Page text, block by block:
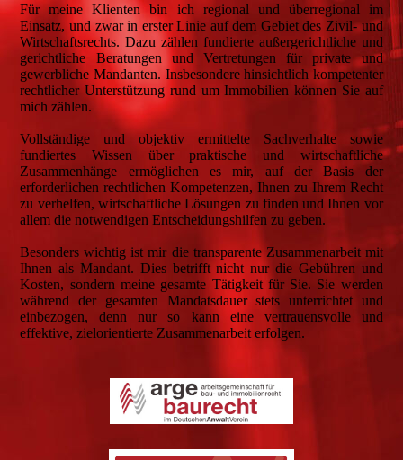
Für meine Klienten bin ich regional und überregional im
Einsatz, und zwar in erster Linie auf dem Gebiet des Zivil- und
Wirtschaftsrechts. Dazu zählen fundierte außergerichtliche und
gerichtliche Beratungen und Vertretungen für private und
gewerbliche Mandanten. Insbesondere hinsichtlich kompetenter
rechtlicher Unterstützung rund um Immobilien können Sie auf
mich zählen.
Vollständige und objektiv ermittelte Sachverhalte sowie
fundiertes Wissen über praktische und wirtschaftliche
Zusammenhänge ermöglichen es mir, auf der Basis der
erforderlichen rechtlichen Kompetenzen, Ihnen zu Ihrem Recht
zu verhelfen, wirtschaftliche Lösungen zu finden und Ihnen vor
allem die notwendigen Entscheidungshilfen zu geben.
Besonders wichtig ist mir die transparente Zusammenarbeit mit
Ihnen als Mandant. Dies betrifft nicht nur die Gebühren und
Kosten, sondern meine gesamte Tätigkeit für Sie. Sie werden
während der gesamten Mandatsdauer stets unterrichtet und
einbezogen, denn nur so kann eine vertrauensvolle und
effektive, zielorientierte Zusammenarbeit erfolgen.